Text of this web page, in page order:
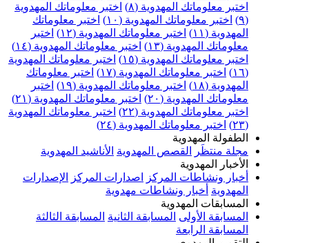
اختبر معلوماتك المهدوية (٨)
اختبر معلوماتك المهدوية
(٩)
اختبر معلوماتك المهدوية (١٠)
اختبر معلوماتك
المهدوية (١١)
اختبر معلوماتك المهدوية (١٢)
اختبر
معلوماتك المهدوية (١٣)
اختبر معلوماتك المهدوية (١٤)
اختبر معلوماتك المهدوية (١٥)
اختبر معلوماتك المهدوية
(١٦)
اختبر معلوماتك المهدوية (١٧)
اختبر معلوماتك
المهدوية (١٨)
اختبر معلوماتك المهدوية (١٩)
اختبر
معلوماتك المهدوية (٢٠)
اختبر معلوماتك المهدوية (٢١)
اختبر معلوماتك المهدوية (٢٢)
اختبر معلوماتك المهدوية
(٢٣)
اختبر معلوماتك المهدوية (٢٤)
الطفولة المهدوية
مجلة منتظَر
القصص المهدوية الأناشيد المهدوية
الأخبار المهدوية
أخبار ونشاطات المركز
اصدارات المركز
الإصدارات
المهدوية أخبار ونشاطات مهدوية
المسابقات المهدوية
المسابقة الأولى المسابقة الثانية المسابقة الثالثة
المسابقة الرابعة